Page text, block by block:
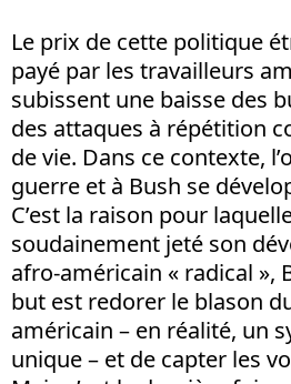
Le prix de cette politique
payé par les travailleurs
subissent une baisse des
des attaques à répétition
de vie. Dans ce contexte,
guerre et à Bush se
C’est la raison pour
soudainement jeté son
afro-américain « radical »,
but est redorer le blason
américain – en réalité, un
unique – et de capter les